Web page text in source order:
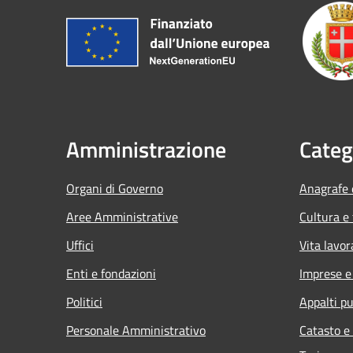
Amministrazione
Organi di Governo
Aree Amministrative
Uffici
Enti e fondazioni
Politici
Personale Amministrativo
Cultura
Vita
Imprese
Appalti
Catasto